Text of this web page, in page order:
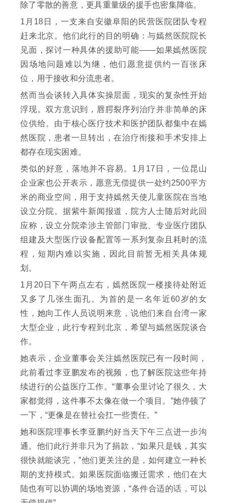
除了零散的善意，更具重量级的援手也密集降临。
1月18日，一支来自安徽阜阳的民营医院团队专程
赶来北京。他们此行的目的明确：与嫣然医院院长
见面，探讨一种具体的援助可能——如果嫣然医院
因场地问题难以为继，他们愿意提供约一百张床
位，用于接收和分流患者。
然而当会谈转入具体实操层面，现实的复杂性开始
浮现。双方意识到，唇腭裂序列治疗并非简单的床
位供给。由于核心医疗技术和医护团队都集中在嫣
然医院，患者一旦转出，在治疗衔接和手术安排上
都存在现实困难。
类似的好意，落地并不容易。1月17日，一位昆山
企业家也公开表示，愿意无偿提供一处约2500平方
米的商业空间，用于支持嫣然天使儿童医院在当地
设立分院。据紫牛新闻报道，院方人士随后对此回
应称，设立分院牵涉主管部门审批、专业医疗团队
组建及大型医疗设备配置等一系列复杂且耗时的流
程，短期内难以实施，因此目前暂无相关具体规
划。
1月20日下午两点左右，嫣然医院一楼接待处附近
又多了几张生面孔。为首的是一名年近60岁的女
性，她向工作人员说明来意，说他们来自台湾一家
大型企业，此行专程到北京，希望与嫣然医院谈合
作。
她表示，企业董事会关注嫣然医院已有一段时间，
此前看过李亚鹏发布的视频，也了解医院这些年持
续进行的公益医疗工作。“董事会里讨论了很久，大
家都觉得，这件事不太像在做一个项目。”她停顿了
一下，“更像是在替社会扛一些责任。”
她和医院理事长李亚鹏约好当天下午三点进一步沟
通。他们此行并非只为了捐款，“如果只是钱，其实
很快就能谈完，”他们更关注的是，如何建立一种长
期的支持模式。如果医院面临搬迁需求，他们在大
陆也有可以协调的场地资源，“条件合适的话，可以